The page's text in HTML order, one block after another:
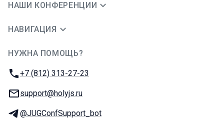
НАШИ КОНФЕРЕНЦИИ
НАВИГАЦИЯ
НУЖНА ПОМОЩЬ?
Телефон:
+7 (812) 313-27-23
E-mail:
support@holyjs.ru
Телеграм:
@JUGConfSupport_bot